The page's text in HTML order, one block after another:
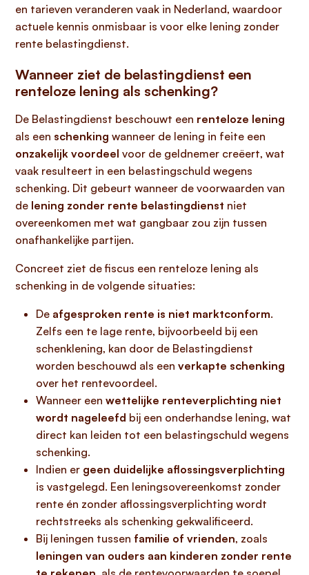
en tarieven veranderen vaak in Nederland, waardoor
actuele kennis onmisbaar is voor elke lening zonder
rente belastingdienst.
Wanneer ziet de belastingdienst een
renteloze lening als schenking?
De Belastingdienst beschouwt een renteloze lening
als een schenking wanneer de lening in feite een
onzakelijk voordeel voor de geldnemer creëert, wat
vaak resulteert in een belastingschuld wegens
schenking. Dit gebeurt wanneer de voorwaarden van
de lening zonder rente belastingdienst niet
overeenkomen met wat gangbaar zou zijn tussen
onafhankelijke partijen.
Concreet ziet de fiscus een renteloze lening als
schenking in de volgende situaties:
De afgesproken rente is niet marktconform.
Zelfs een te lage rente, bijvoorbeeld bij een
schenklening, kan door de Belastingdienst
worden beschouwd als een verkapte schenking
over het rentevoordeel.
Wanneer een wettelijke renteverplichting niet
wordt nageleefd bij een onderhandse lening, wat
direct kan leiden tot een belastingschuld wegens
schenking.
Indien er geen duidelijke aflossingsverplichting
is vastgelegd. Een leningsovereenkomst zonder
rente én zonder aflossingsverplichting wordt
rechtstreeks als schenking gekwalificeerd.
Bij leningen tussen familie of vrienden, zoals
leningen van ouders aan kinderen zonder rente